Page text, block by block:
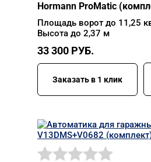
Hormann ProMatic
Площадь ворот до 11,25
Высота до 2,37 м
33 300 РУБ.
Заказать в 1 клик